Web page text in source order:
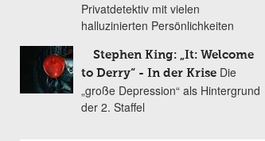
Privatdetektiv mit vielen
halluzinierten Persönlichkeiten
Stephen King: „It: Welcome
to Derry“ - In der Krise Die
„große Depression“ als Hintergrund
der 2. Staffel